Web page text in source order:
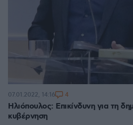
Ηλιόπουλος: Επικίνδυνη για τη
κυβέρνηση
07.01.2022, 14:16 4